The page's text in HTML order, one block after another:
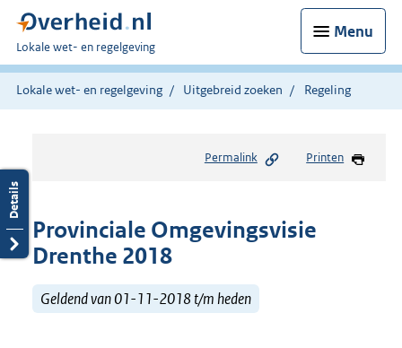
Menu
U
bent
hier:
Lokale wet- en regelgeving
Lokale wet- en regelgeving Uitgebreid zoeken Regeling
Permalink Printen
Provinciale Omgevingsvisie
Drenthe 2018
Geldend van 01-11-2018 t/m heden